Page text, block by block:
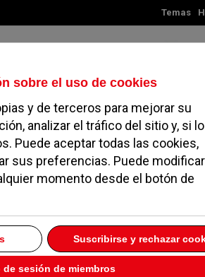
Temas
07 de agosto de 2026
SOCIEDAD MAGAZINE SERVICIOS
a
por la